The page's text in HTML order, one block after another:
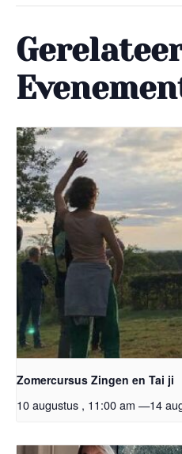
Zomercursus Zingen en Tai ji
10 augustus , 11:00 am —14